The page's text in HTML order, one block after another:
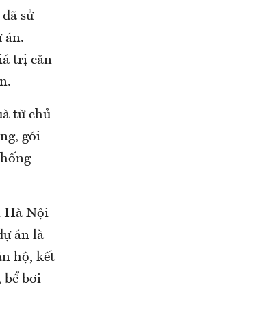
sử
án.
trị căn
từ chủ
gói
Hà Nội
án là
hộ, kết
bể bơi